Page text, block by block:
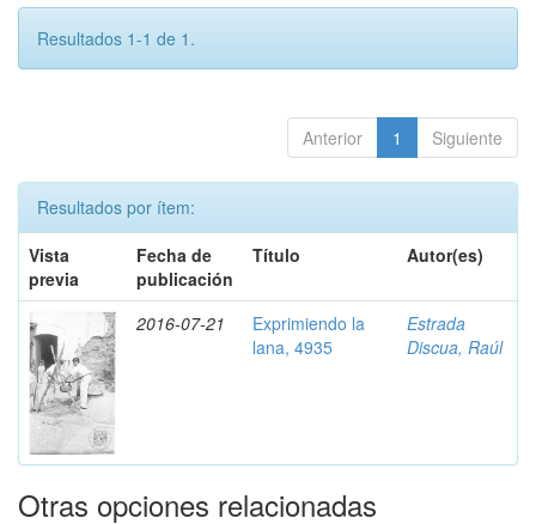
Resultados 1-1 de 1.
Anterior 1 Siguiente
Resultados por ítem:
Vista
previa
Fecha de
publicación
Título Autor(es)
2016-07-21
Exprimiendo la
lana, 4935
Estrada
Discua, Raúl
Otras opciones relacionadas